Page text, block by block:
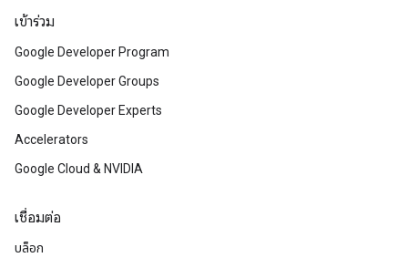
เข้าร่วม
Google Developer Program
Google Developer Groups
Google Developer Experts
Accelerators
Google Cloud & NVIDIA
เชื่อมต่อ
บล็อก